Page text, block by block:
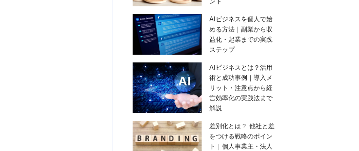
AIビジネスを個人で始
める方法｜副業から収
益化・起業までの実践
ステップ
AIビジネスとは？活用
術と成功事例｜導入メ
リット・注意点から経
営効率化の実践法まで
解説
差別化とは？ 他社と差
をつける戦略のポイン
ト｜個人事業主・法人